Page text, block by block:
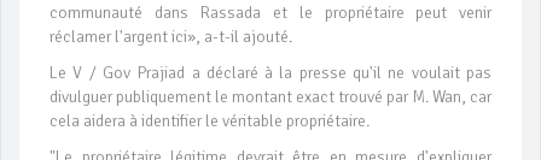
communauté dans Rassada et le propriétaire peut venir
réclamer l'argent ici», a-t-il ajouté.
Le V / Gov Prajiad a déclaré à la presse qu'il ne voulait pas
divulguer publiquement le montant exact trouvé par M. Wan, car
cela aidera à identifier le véritable propriétaire.